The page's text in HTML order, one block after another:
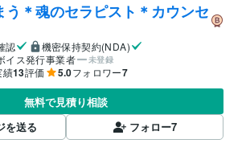
う＊魂のセラピスト＊カウンセ
認
機密保持契約(NDA)
イス発行事業者
未登録
績13評価 5.0フォロワー7
無料で見積り相談
を送る
フォロー7